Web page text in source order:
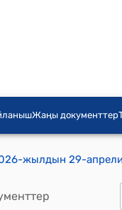
Жаңы документтер